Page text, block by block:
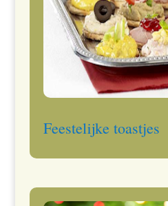
Feestelijke toastjes